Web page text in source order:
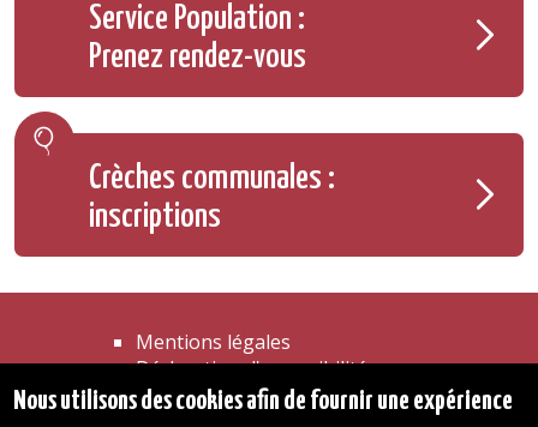
Service Population :
Prenez rendez-vous
Crèches communales :
inscriptions
Mentions légales
Déclaration d'accessibilité
Transparence
Nous utilisons des cookies afin de fournir une expérience